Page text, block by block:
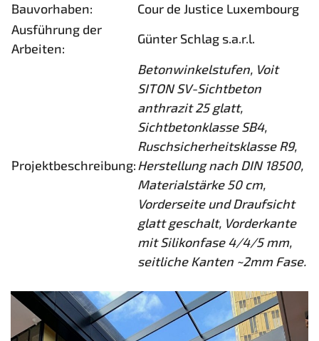
Bauvorhaben:
Cour de Justice Luxembourg
Ausführung der
Arbeiten:
Günter Schlag s.a.r.l.
Projektbeschreibung:
Betonwinkelstufen, Voit
SITON SV-Sichtbeton
anthrazit 25 glatt,
Sichtbetonklasse SB4,
Ruschsicherheitsklasse R9,
Herstellung nach DIN 18500,
Materialstärke 50 cm,
Vorderseite und Draufsicht
glatt geschalt, Vorderkante
mit Silikonfase 4/4/5 mm,
seitliche Kanten ~2mm Fase.